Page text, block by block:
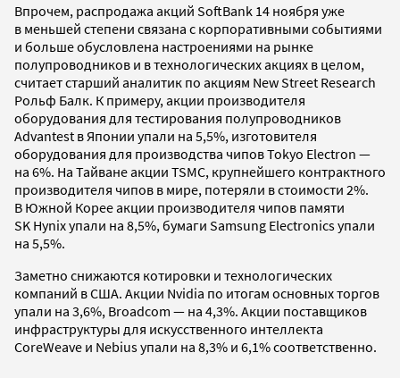
Впрочем, распродажа акций SoftBank 14 ноября уже
в меньшей степени связана с корпоративными событиями
и больше обусловлена настроениями на рынке
полупроводников и в технологических акциях в целом,
считает старший аналитик по акциям New Street Research
Рольф Балк. К примеру, акции производителя
оборудования для тестирования полупроводников
Advantest в Японии упали на 5,5%, изготовителя
оборудования для производства чипов Tokyo Electron —
на 6%. На Тайване акции TSMC, крупнейшего контрактного
производителя чипов в мире, потеряли в стоимости 2%.
В Южной Корее акции производителя чипов памяти
SK Hynix упали на 8,5%, бумаги Samsung Electronics упали
на 5,5%.
Заметно снижаются котировки и технологических
компаний в США. Акции Nvidia по итогам основных торгов
упали на 3,6%, Broadcom — на 4,3%. Акции поставщиков
инфраструктуры для искусственного интеллекта
CoreWeave и Nebius упали на 8,3% и 6,1% соответственно.